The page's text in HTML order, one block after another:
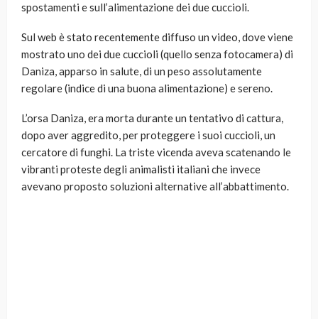
spostamenti e sull’alimentazione dei due cuccioli.
Sul web è stato recentemente diffuso un video, dove viene
mostrato uno dei due cuccioli (quello senza fotocamera) di
Daniza, apparso in salute, di un peso assolutamente
regolare (indice di una buona alimentazione) e sereno.
L’orsa Daniza, era morta durante un tentativo di cattura,
dopo aver aggredito, per proteggere i suoi cuccioli, un
cercatore di funghi. La triste vicenda aveva scatenando le
vibranti proteste degli animalisti italiani che invece
avevano proposto soluzioni alternative all’abbattimento.